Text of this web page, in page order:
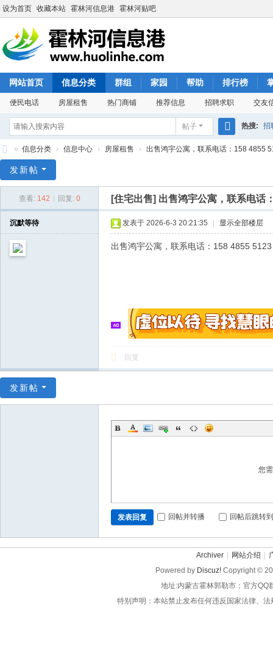
设为首页 收藏本站 霍林河信息港 霍林河贴吧
网站首页 信息分类 群组 家园 帮助 排行榜
便民电话 房屋租售 热门商铺 推荐信息 招聘求职 交友
帖子
搜
热搜: 招
林
» 信息分类 › 信息中心 › 房屋租售 › 出售鸿宇公寓，联系电话：158 4855
发新帖
查看: 142 回复: 0 [住宅出售] 出售鸿宇公寓，联系电话
沉默等待 发表于 2026-6-3 20:21:35 显示全部楼层
出售鸿宇公寓，联系电话：158 4855 5123
回复
发新帖
您
发表回复 回帖并转播 回帖后跳转
Archiver 网站介绍
Powered by Discuz! Copyright ©
地址:内蒙古霍林郭勒市；官方QQ
特别声明：本站禁止发布任何违反国家法律、